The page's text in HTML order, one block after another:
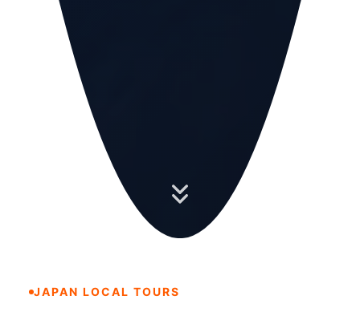
JAPAN LOCAL TOURS